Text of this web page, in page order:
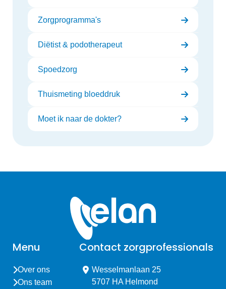
Zorgprogramma's
Diëtist & podotherapeut
Spoedzorg
Thuismeting bloeddruk
Moet ik naar de dokter?
Menu
Over ons
Ons team
Contact zorgprofessionals
Wesselmanlaan 25
5707 HA Helmond